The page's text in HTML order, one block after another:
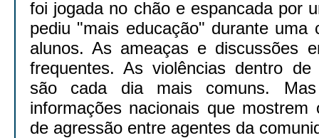
foi jogada no chão e espancada por
pediu "mais educação" durante uma
alunos. As ameaças e discussões
frequentes. As violências dentro
são cada dia mais comuns.
informações nacionais que
de agressão entre agentes da